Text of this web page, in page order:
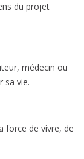
du projet
médecin ou
sa vie.
force de vivre, de